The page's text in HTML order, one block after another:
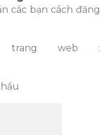
các bạn cách đăng
trang web :